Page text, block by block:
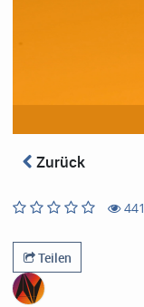
Zurück
441
views
Kommentare
likes
favorites
Teilen